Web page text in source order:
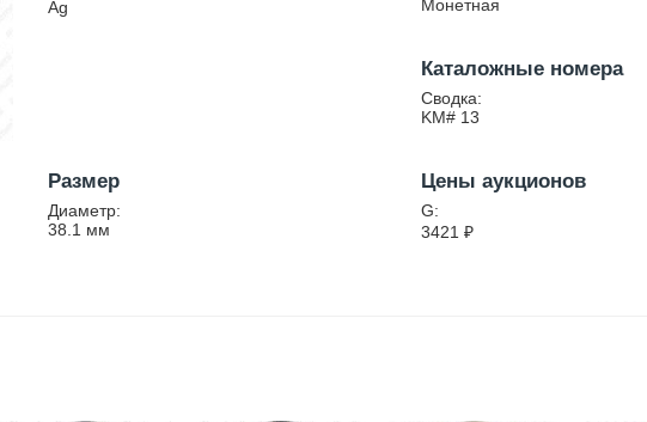
Ag
Монетная
Каталожные номера
Сводка:
KM# 13
Размер
Диаметр:
38.1 мм
Цены аукционов
G:
3421 ₽